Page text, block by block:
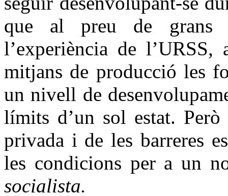
que al preu de grans
l’experiència de
mitjans de producció les
un nivell de
límits d’un sol estat.
privada i de les barreres
les condicions per a un
socialista.